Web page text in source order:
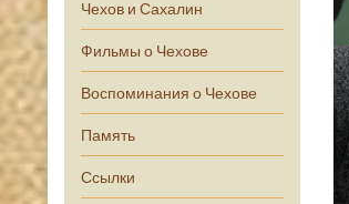
Чехов и Сахалин
Фильмы о Чехове
Воспоминания о Чехове
Память
Ссылки